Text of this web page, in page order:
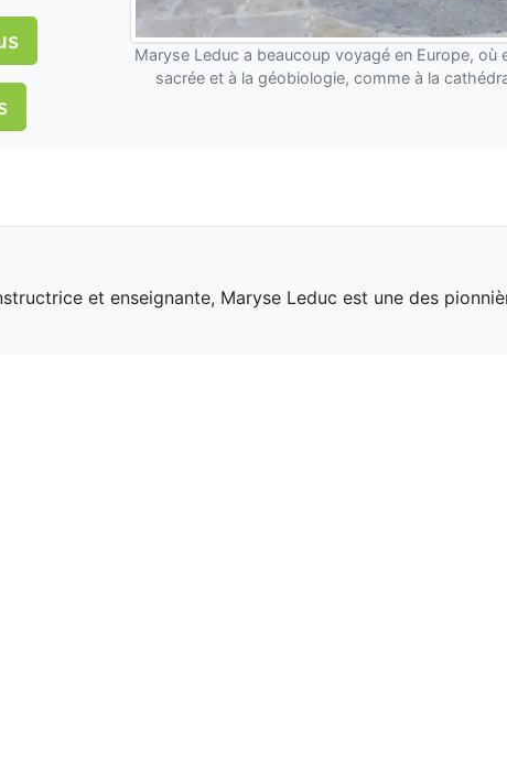
Maryse Leduc a beaucoup voyagé en Europe, où
sacrée et à la géobiologie, comme à la
et enseignante, Maryse Leduc est une des